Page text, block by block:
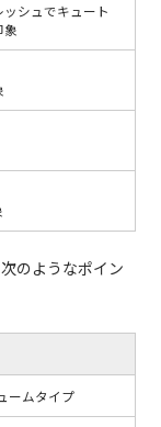
シュでキュート
象
のようなポイン
ームタイプ